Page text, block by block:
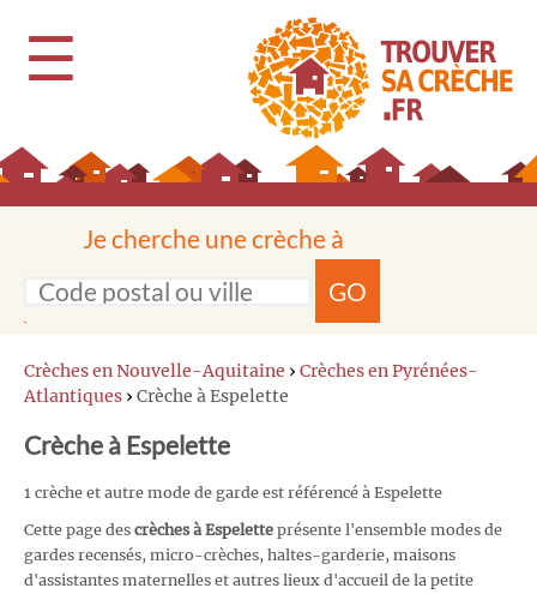
☰
Je cherche une crèche à
GO
Crèches en Nouvelle-Aquitaine › Crèches en Pyrénées-
Atlantiques › Crèche à Espelette
Crèche à Espelette
1 crèche et autre mode de garde est référencé à Espelette
Cette page des crèches à Espelette présente l'ensemble modes de
gardes recensés, micro-crèches, haltes-garderie, maisons
d'assistantes maternelles et autres lieux d'accueil de la petite